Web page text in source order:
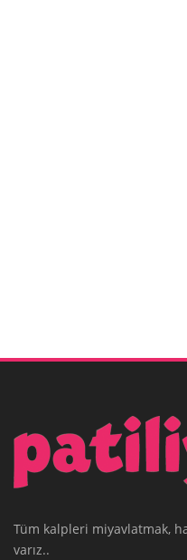
Tüm kalpleri miyavlatmak,
varız..